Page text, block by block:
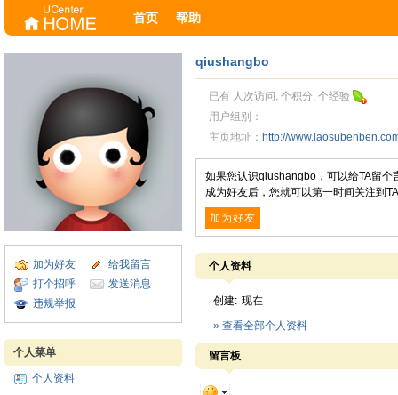
首页 帮助
加为好友
给我留言
打个招呼
发送消息
违规举报
个人菜单
个人资料
qiushangbo
已有 人次访问, 个积分, 个经验
用户组别：
主页地址： http://
如果您认识qiushangbo，可以给TA留
成为好友后，您就可以第一时间关注到
加为好友
个人资料
创建: 现在
» 查看全部个人资料
留言板